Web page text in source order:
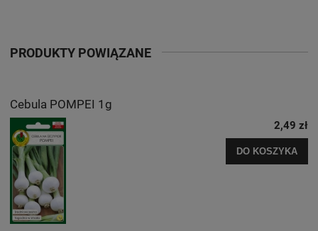
PRODUKTY POWIĄZANE
Cebula POMPEI 1g
2,49 zł
DO KOSZYKA